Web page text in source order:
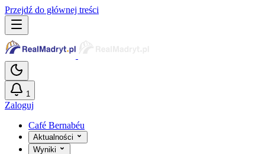
Przejdź do głównej treści
1
Zaloguj
Café Bernabéu
Aktualności
Wyniki